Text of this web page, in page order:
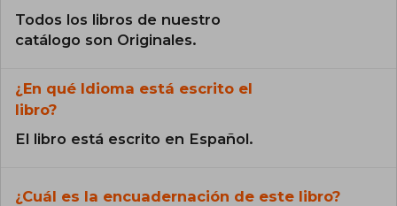
Todos los libros de nuestro
catálogo son Originales.
¿En qué Idioma está escrito el
libro?
El libro está escrito en Español.
¿Cuál es la encuadernación de este libro?